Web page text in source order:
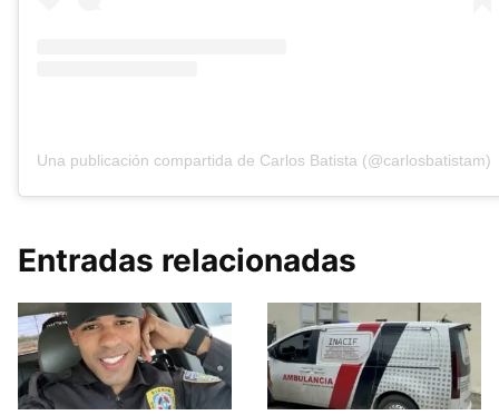
Una publicación compartida de Carlos Batista (@carlosbatistam)
Entradas relacionadas